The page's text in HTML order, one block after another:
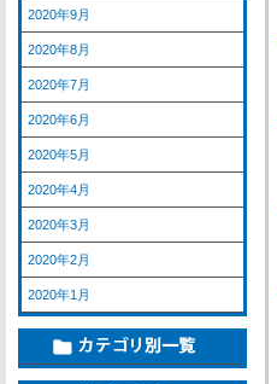
2020年9月
2020年8月
2020年7月
2020年6月
2020年5月
2020年4月
2020年3月
2020年2月
2020年1月